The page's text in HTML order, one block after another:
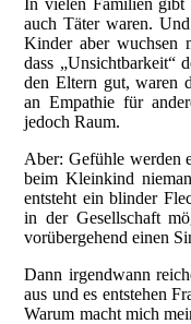
auch Täter waren.
Kinder aber wuchsen
dass „Unsichtbarkeit“
den Eltern gut, waren
an Empathie für
jedoch Raum.
Aber: Gefühle werden
beim Kleinkind
entsteht ein blinder
in der Gesellschaft
vorübergehend einen
Dann irgendwann
aus und es entstehen
Warum macht mich